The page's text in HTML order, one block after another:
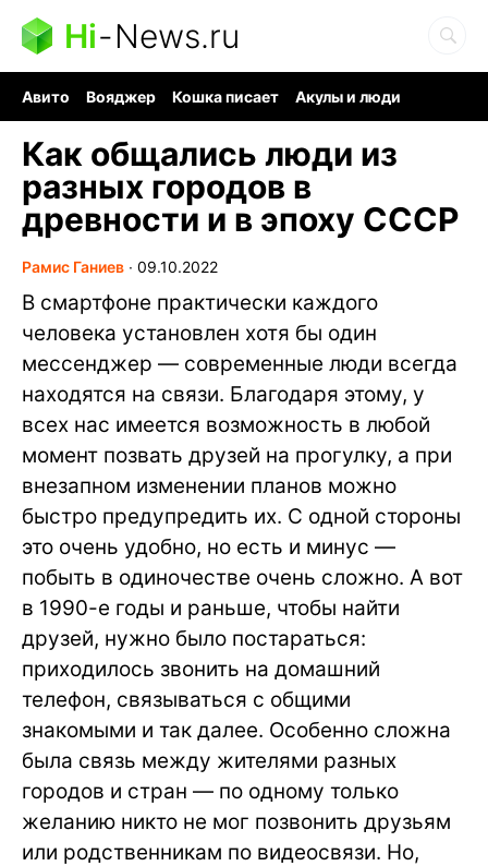
Hi-News.ru
Авито Вояджер Кошка писает
Акулы и люди
Как общались люди из
разных городов в
древности и в эпоху СССР
Рамис Ганиев ∙ 09.10.2022
В смартфоне практически каждого
человека установлен хотя бы один
мессенджер — современные люди всегда
находятся на связи. Благодаря этому, у
всех нас имеется возможность в любой
момент позвать друзей на прогулку, а при
внезапном изменении планов можно
быстро предупредить их. С одной стороны
это очень удобно, но есть и минус —
побыть в одиночестве очень сложно. А вот
в 1990-е годы и раньше, чтобы найти
друзей, нужно было постараться:
приходилось звонить на домашний
телефон, связываться с общими
знакомыми и так далее. Особенно сложна
была связь между жителями разных
городов и стран — по одному только
желанию никто не мог позвонить друзьям
или родственникам по видеосвязи. Но,